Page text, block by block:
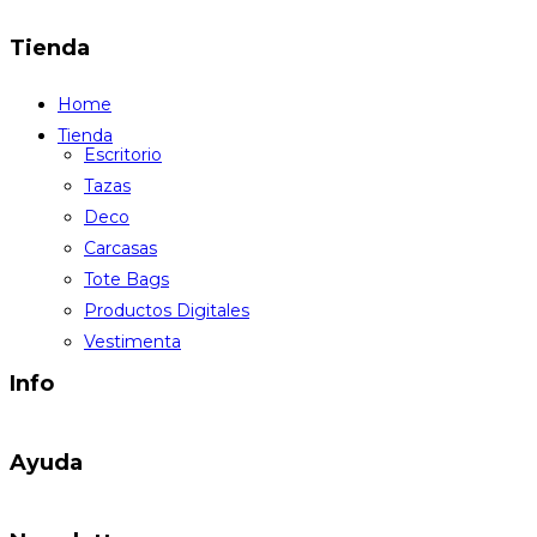
Tienda
Home
Tienda
Escritorio
Tazas
Deco
Carcasas
Tote Bags
Productos Digitales
Vestimenta
Info
Ayuda